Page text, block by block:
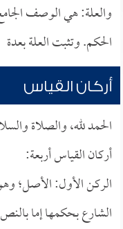
والعلة: هي الوصف
الحكم. وتثبت العلة بعدة
أركان القياس
الحمد لله، والصلاة
أركان القياس أربعة:
الركن الأول: الأصل؛
الشارع بحكمها إما